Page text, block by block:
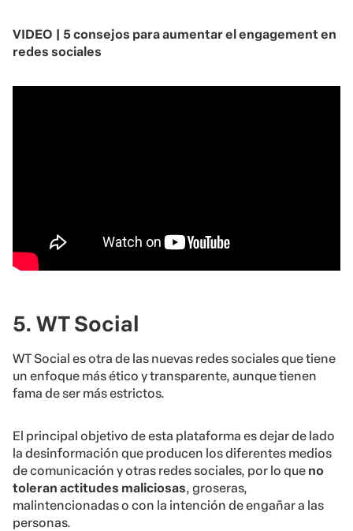
VIDEO | 5 consejos para aumentar el engagement en
redes sociales
5. WT Social
WT Social es otra de las nuevas redes sociales que tiene
un enfoque más ético y transparente, aunque tienen
fama de ser más estrictos.
El principal objetivo de esta plataforma es dejar de lado
la desinformación que producen los diferentes medios
de comunicación y otras redes sociales, por lo que no
toleran actitudes maliciosas, groseras,
malintencionadas o con la intención de engañar a las
personas.